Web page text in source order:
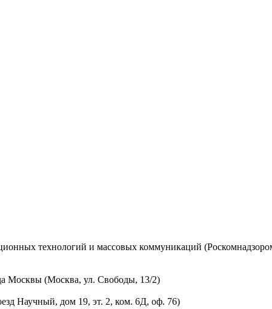
технологий и массовых коммуникаций
Москвы (Москва, ул. Свободы, 13/2)
Научный, дом 19, эт. 2, ком. 6Д, оф. 76)